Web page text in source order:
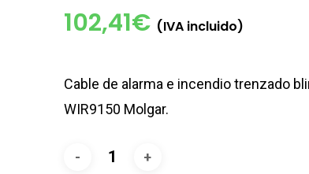
102,41€ (IVA incluido)
Cable de alarma e incendio trenzado
WIR9150 Molgar.